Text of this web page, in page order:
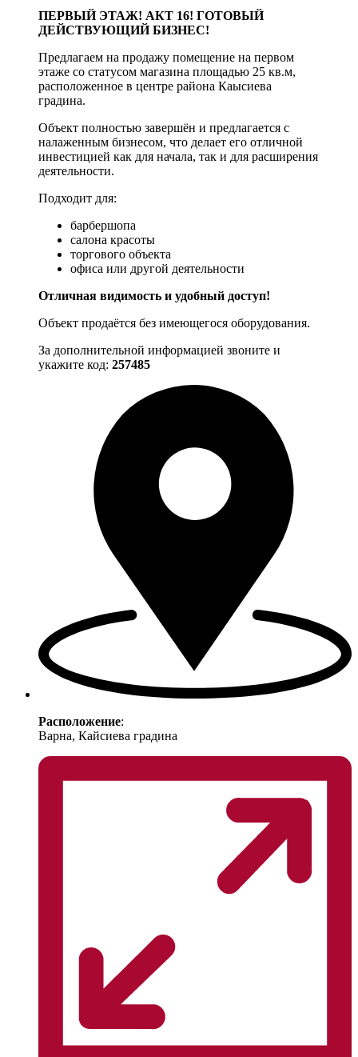
ПЕРВЫЙ ЭТАЖ! АКТ 16! ГОТОВЫЙ
ДЕЙСТВУЮЩИЙ БИЗНЕС!
Предлагаем на продажу помещение на первом
этаже со статусом магазина площадью 25 кв.м,
расположенное в центре района Каысиева
градина.
Объект полностью завершён и предлагается с
налаженным бизнесом, что делает его отличной
инвестицией как для начала, так и для расширения
деятельности.
Подходит для:
барбершопа
салона красоты
торгового объекта
офиса или другой деятельности
Отличная видимость и удобный доступ!
Объект продаётся без имеющегося оборудования.
За дополнительной информацией звоните и
укажите код: 257485
Расположение:
Варна, Кайсиева градина